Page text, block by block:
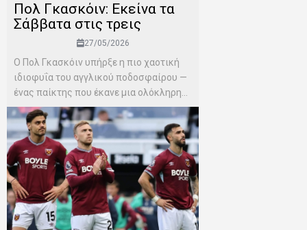
Πολ Γκασκόιν: Εκείνα τα
Σάββατα στις τρεις
27/05/2026
Ο Πολ Γκασκόιν υπήρξε η πιο χαοτική
ιδιοφυΐα του αγγλικού ποδοσφαίρου —
ένας παίκτης που έκανε μια ολόκληρη...